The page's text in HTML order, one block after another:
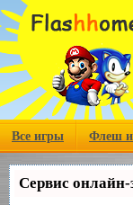
Все игры Флеш
Сервис онлайн-